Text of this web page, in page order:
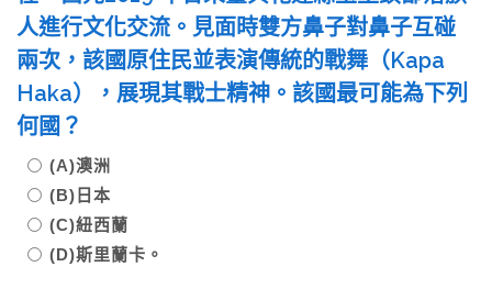
人進行文化交流。見面時雙方鼻子對鼻子互碰
兩次，該國原住民並表演傳統的戰舞（Kapa
Haka），展現其戰士精神。該國最可能為下列
何國？
(A)澳洲
(B)日本
(C)紐西蘭
(D)斯里蘭卡。